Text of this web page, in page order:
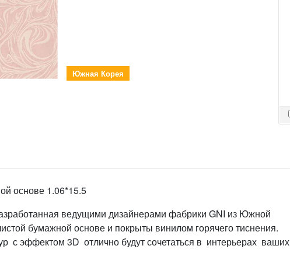
Южная Корея
основе 1.06*15.5
ведущими дизайнерами фабрики GNI из Южной
бумажной основе и покрыты винилом горячего тиснения.
с эффектом 3D отлично будут сочетаться в интерьерах ваших